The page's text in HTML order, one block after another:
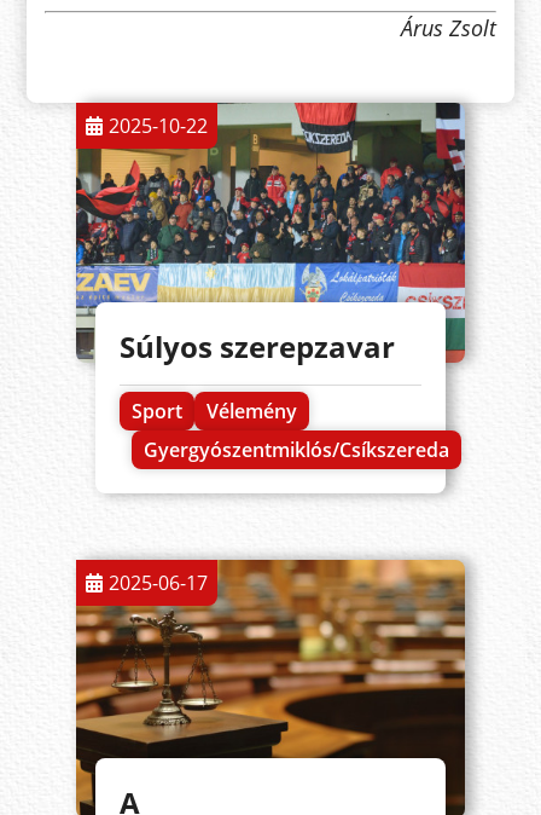
Árus Zsolt
2025-10-22
Súlyos szerepzavar
Sport
Vélemény
Gyergyószentmiklós/Csíkszereda
2025-06-17
A